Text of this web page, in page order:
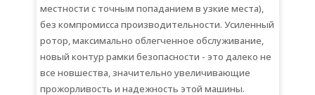
местности с точным попаданием в узкие места),
без компромисса производительности. Усиленный
ротор, максимально облегченное обслуживание,
новый контур рамки безопасности - это далеко не
все новшества, значительно увеличивающие
прожорливость и надежность этой машины.